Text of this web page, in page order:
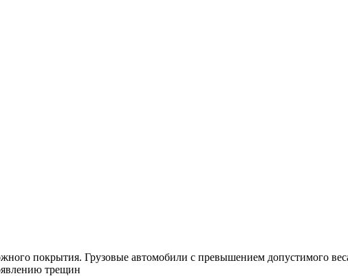
покрытия. Грузовые автомобили с превышением допустимого
трещин